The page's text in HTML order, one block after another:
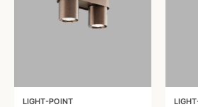
LIGHT-POINT